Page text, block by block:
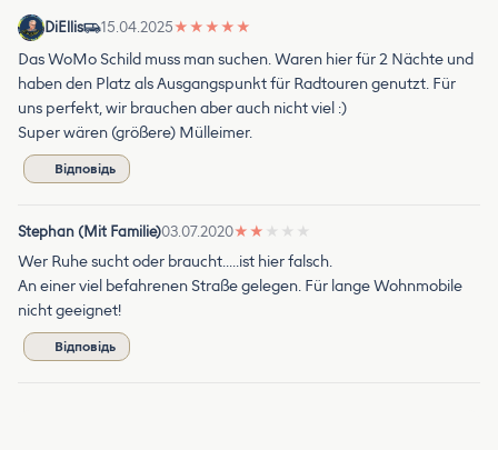
DiEllis 15.04.2025★ ★ ★ ★ ★
Das WoMo Schild muss man suchen. Waren hier für 2 Nächte und
haben den Platz als Ausgangspunkt für Radtouren genutzt. Für
uns perfekt, wir brauchen aber auch nicht viel :)
Super wären (größere) Mülleimer.
Відповідь
Stephan (Mit Familie)03.07.2020★ ★ ★ ★ ★
Wer Ruhe sucht oder braucht.....ist hier falsch.
An einer viel befahrenen Straße gelegen. Für lange Wohnmobile
nicht geeignet!
Відповідь